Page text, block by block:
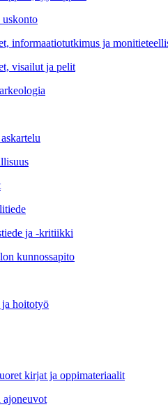
informaatiotutkimus ja
visailut ja pelit
ja -kritiikki
kunnossapito
ja hoitotyö
kirjat ja oppimateriaalit